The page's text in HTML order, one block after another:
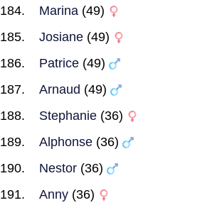
Marina (49)
Josiane (49)
Patrice (49)
Arnaud (49)
Stephanie (36)
Alphonse (36)
Nestor (36)
Anny (36)